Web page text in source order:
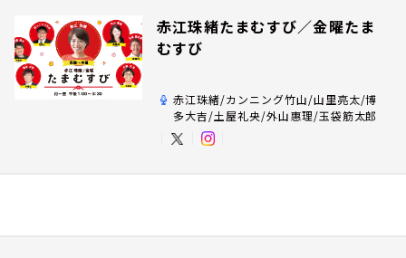
赤江珠緒たまむすび／金曜たま
むすび
赤江珠緒/カンニング竹山/山里亮太/博
多大吉/土屋礼央/外山惠理/玉袋筋太郎